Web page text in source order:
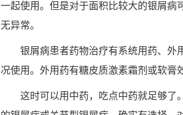
一起使用。但是对于面积比较大的银屑病
无异常。
银屑病患者药物治疗有系统用药、外
况使用。外用药有糖皮质激素霜剂或软膏
这时可以用中药，吃点中药就足够了